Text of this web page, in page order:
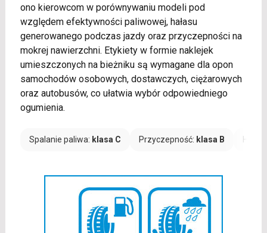
ono kierowcom w porównywaniu modeli pod
względem efektywności paliwowej, hałasu
generowanego podczas jazdy oraz przyczepności na
mokrej nawierzchni. Etykiety w formie naklejek
umieszczonych na bieżniku są wymagane dla opon
samochodów osobowych, dostawczych, ciężarowych
oraz autobusów, co ułatwia wybór odpowiedniego
ogumienia.
Spalanie paliwa: klasa C Przyczepność: klasa B